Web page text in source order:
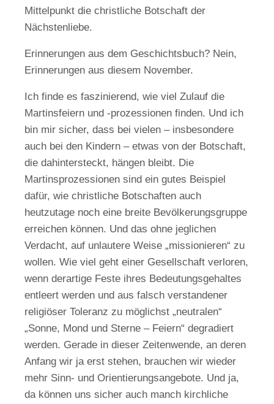
Mittelpunkt die christliche Botschaft der
Nächstenliebe.
Erinnerungen aus dem Geschichtsbuch? Nein,
Erinnerungen aus diesem November.
Ich finde es faszinierend, wie viel Zulauf die
Martinsfeiern und -prozessionen finden. Und ich
bin mir sicher, dass bei vielen – insbesondere
auch bei den Kindern – etwas von der Botschaft,
die dahintersteckt, hängen bleibt. Die
Martinsprozessionen sind ein gutes Beispiel
dafür, wie christliche Botschaften auch
heutzutage noch eine breite Bevölkerungsgruppe
erreichen können. Und das ohne jeglichen
Verdacht, auf unlautere Weise „missionieren“ zu
wollen. Wie viel geht einer Gesellschaft verloren,
wenn derartige Feste ihres Bedeutungsgehaltes
entleert werden und aus falsch verstandener
religiöser Toleranz zu möglichst „neutralen“
„Sonne, Mond und Sterne – Feiern“ degradiert
werden. Gerade in dieser Zeitenwende, an deren
Anfang wir ja erst stehen, brauchen wir wieder
mehr Sinn- und Orientierungsangebote. Und ja,
da können uns sicher auch manch kirchliche